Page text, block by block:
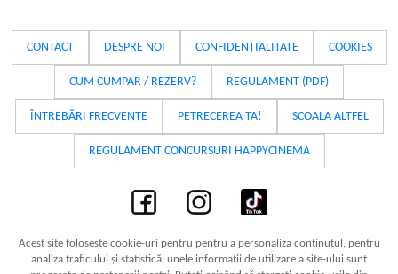
CONTACT DESPRE NOI CONFIDENȚIALITATE COOKIES
CUM CUMPAR / REZERV? REGULAMENT (PDF)
ÎNTREBĂRI FRECVENTE PETRECEREA TA! SCOALA ALTFEL
REGULAMENT CONCURSURI HAPPYCINEMA
Acest site foloseste cookie-uri pentru pentru a personaliza conținutul, pentru
analiza traficului și statistică; unele informații de utilizare a site-ului sunt